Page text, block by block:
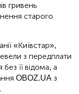
гривень
старого
«Київстар»,
з передплати
її відома, а
OBOZ.UA з